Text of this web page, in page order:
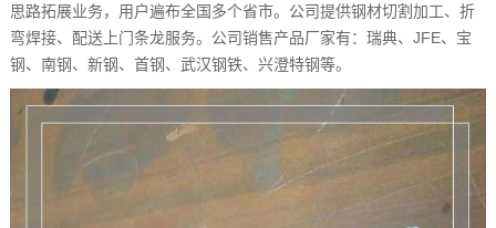
思路拓展业务，用户遍布全国多个省市。公司提供钢材切割加工、折
弯焊接、配送上门条龙服务。公司销售产品厂家有：瑞典、JFE、宝
钢、南钢、新钢、首钢、武汉钢铁、兴澄特钢等。